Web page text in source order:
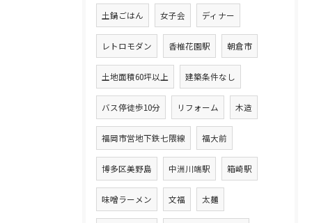
土鍋ごはん 女子会 ディナー
レトロモダン 香椎花園駅 朝倉市
土地面積60坪以上 建築条件なし
バス停徒歩10分 リフォーム 木造
福岡市営地下鉄七隈線 福大前
博多区美野島 中洲川端駅 箱崎駅
味噌ラーメン 文福 太麺